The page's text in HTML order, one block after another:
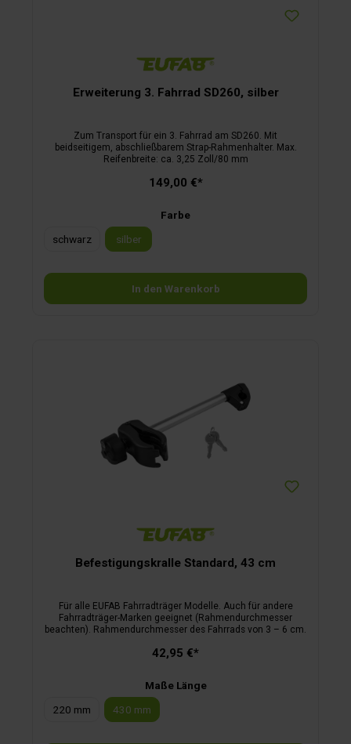
Erweiterung 3. Fahrrad SD260, silber
Zum Transport für ein 3. Fahrrad am SD260. Mit
beidseitigem, abschließbarem Strap-Rahmenhalter. Max.
Reifenbreite: ca. 3,25 Zoll/80 mm
149,00 €*
Farbe
schwarz
silber
In den Warenkorb
Befestigungskralle Standard, 43 cm
Für alle EUFAB Fahrradträger Modelle. Auch für andere
Fahrradträger-Marken geeignet (Rahmendurchmesser
beachten). Rahmendurchmesser des Fahrrads von 3 – 6 cm.
42,95 €*
Maße Länge
220 mm
430 mm